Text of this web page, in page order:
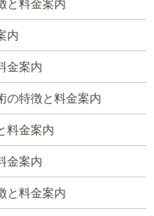
と料金案内
内
金案内
の特徴と料金案内
料金案内
金案内
と料金案内